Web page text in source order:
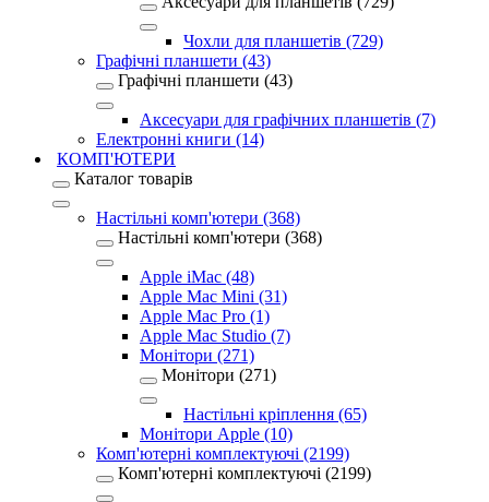
Чохли для планшетів (729)
Графічні планшети (43)
Графічні планшети (43)
Аксесуари для графічних планшетів (7)
Електронні книги (14)
КОМП'ЮТЕРИ
Каталог товарів
Настільні комп'ютери (368)
Настільні комп'ютери (368)
Apple iMac (48)
Apple Mac Mini (31)
Apple Mac Pro (1)
Apple Mac Studio (7)
Монітори (271)
Монітори (271)
Настільні кріплення (65)
Монітори Apple (10)
Комп'ютерні комплектуючі (2199)
Комп'ютерні комплектуючі (2199)